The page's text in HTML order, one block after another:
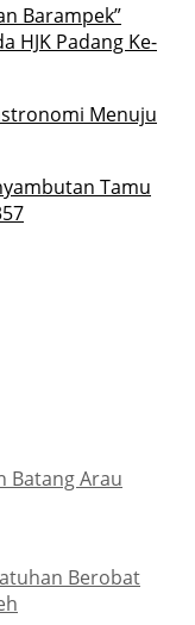
Barampek”
HJK Padang Ke-
Menuju
Tamu
Batang Arau
Berobat